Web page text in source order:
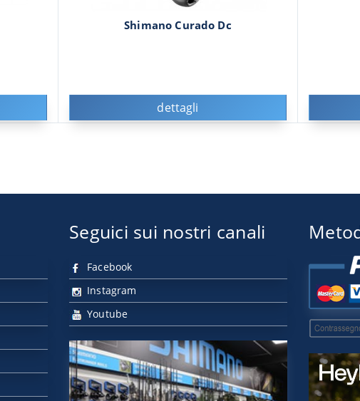
Shimano Curado Dc
dettagli
Seguici sui nostri canali
Facebook
Instagram
Youtube